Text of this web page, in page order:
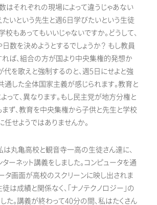
はそれぞれの現場によって違うじゃあない
たいという先生と週6日学びたいという生徒
校もあってもいいじゃないですか。どうして、
数を決めようとするでしょうか？ もし教員
ば、組合の方が国より中央集権的発想か
代を歌えと強制するのと、週5日にせよと強
通した全体国家主義が感じられます。教育と
って、異なります。もし民主党が地方分権と
まず、教育を中央集権から子供と先生と学校
任せようではありませんか。
は丸亀高校と観音寺一高の生徒さん達に、
ターネット講義をしました。コンピュータを通
タ画面が高校のスクリーンに映し出されま
は成績と関係なく、「ナノテクノロジー」の
た。講義が終わって40分の間、私はたくさん